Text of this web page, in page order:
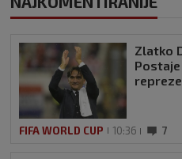
Zlatko
FIFA WORLD CUP 10:36 7